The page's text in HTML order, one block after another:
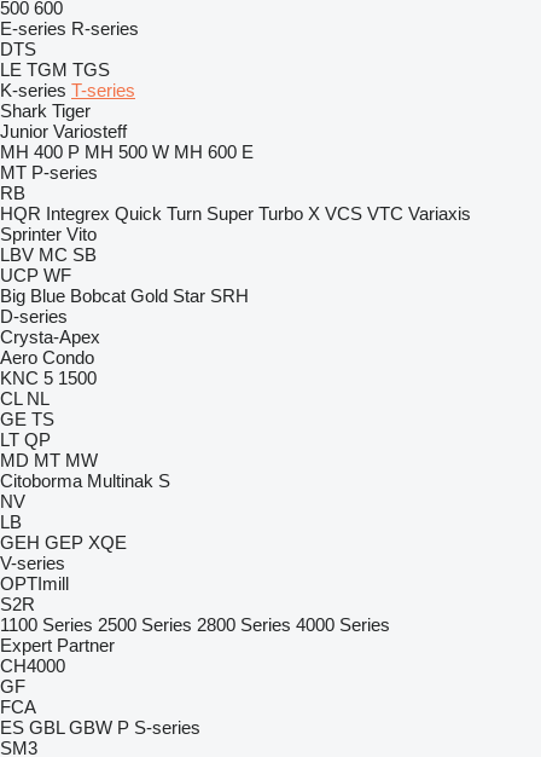
500 600
E-series R-series
DTS
LE TGM TGS
K-series T-series
Shark Tiger
Junior Variosteff
MH 400 P MH 500 W MH 600 E
MT P-series
RB
HQR Integrex Quick Turn Super Turbo X VCS VTC Variaxis
Sprinter Vito
LBV MC SB
UCP WF
Big Blue Bobcat Gold Star SRH
D-series
Crysta-Apex
Aero Condo
KNC 5 1500
CL NL
GE TS
LT QP
MD MT MW
Citoborma Multinak S
NV
LB
GEH GEP XQE
V-series
OPTImill
S2R
1100 Series 2500 Series 2800 Series 4000 Series
Expert Partner
CH4000
GF
FCA
ES GBL GBW P S-series
SM3